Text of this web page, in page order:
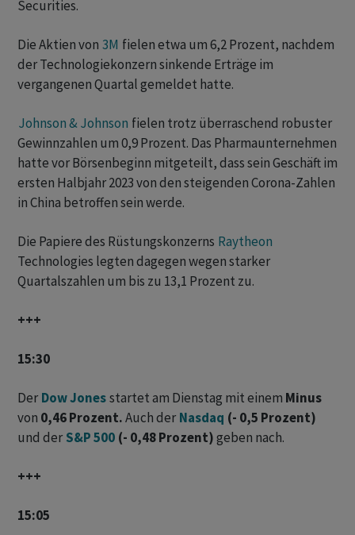
Securities.
Die Aktien von 3M fielen etwa um 6,2 Prozent, nachdem
der Technologiekonzern sinkende Erträge im
vergangenen Quartal gemeldet hatte.
Johnson & Johnson fielen trotz überraschend robuster
Gewinnzahlen um 0,9 Prozent. Das Pharmaunternehmen
hatte vor Börsenbeginn mitgeteilt, dass sein Geschäft im
ersten Halbjahr 2023 von den steigenden Corona-Zahlen
in China betroffen sein werde.
Die Papiere des Rüstungskonzerns Raytheon
Technologies legten dagegen wegen starker
Quartalszahlen um bis zu 13,1 Prozent zu.
+++
15:30
Der Dow Jonesstartet am Dienstag mit einem Minus
von 0,46 Prozent.Auch der Nasdaq (- 0,5 Prozent)
und der S&P 500 (- 0,48 Prozent)geben nach.
+++
15:05